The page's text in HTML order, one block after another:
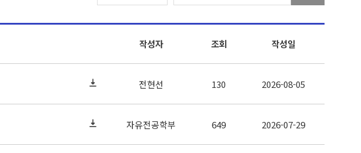
작성자 조회 작성일
전현선 130 2026-08-05
자유전공학부 649 2026-07-29